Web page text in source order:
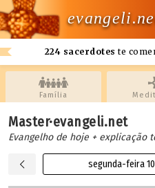
224 sacerdotes te
Família
Master·evangeli.net
Evangelho de hoje + explicação
segunda-feira